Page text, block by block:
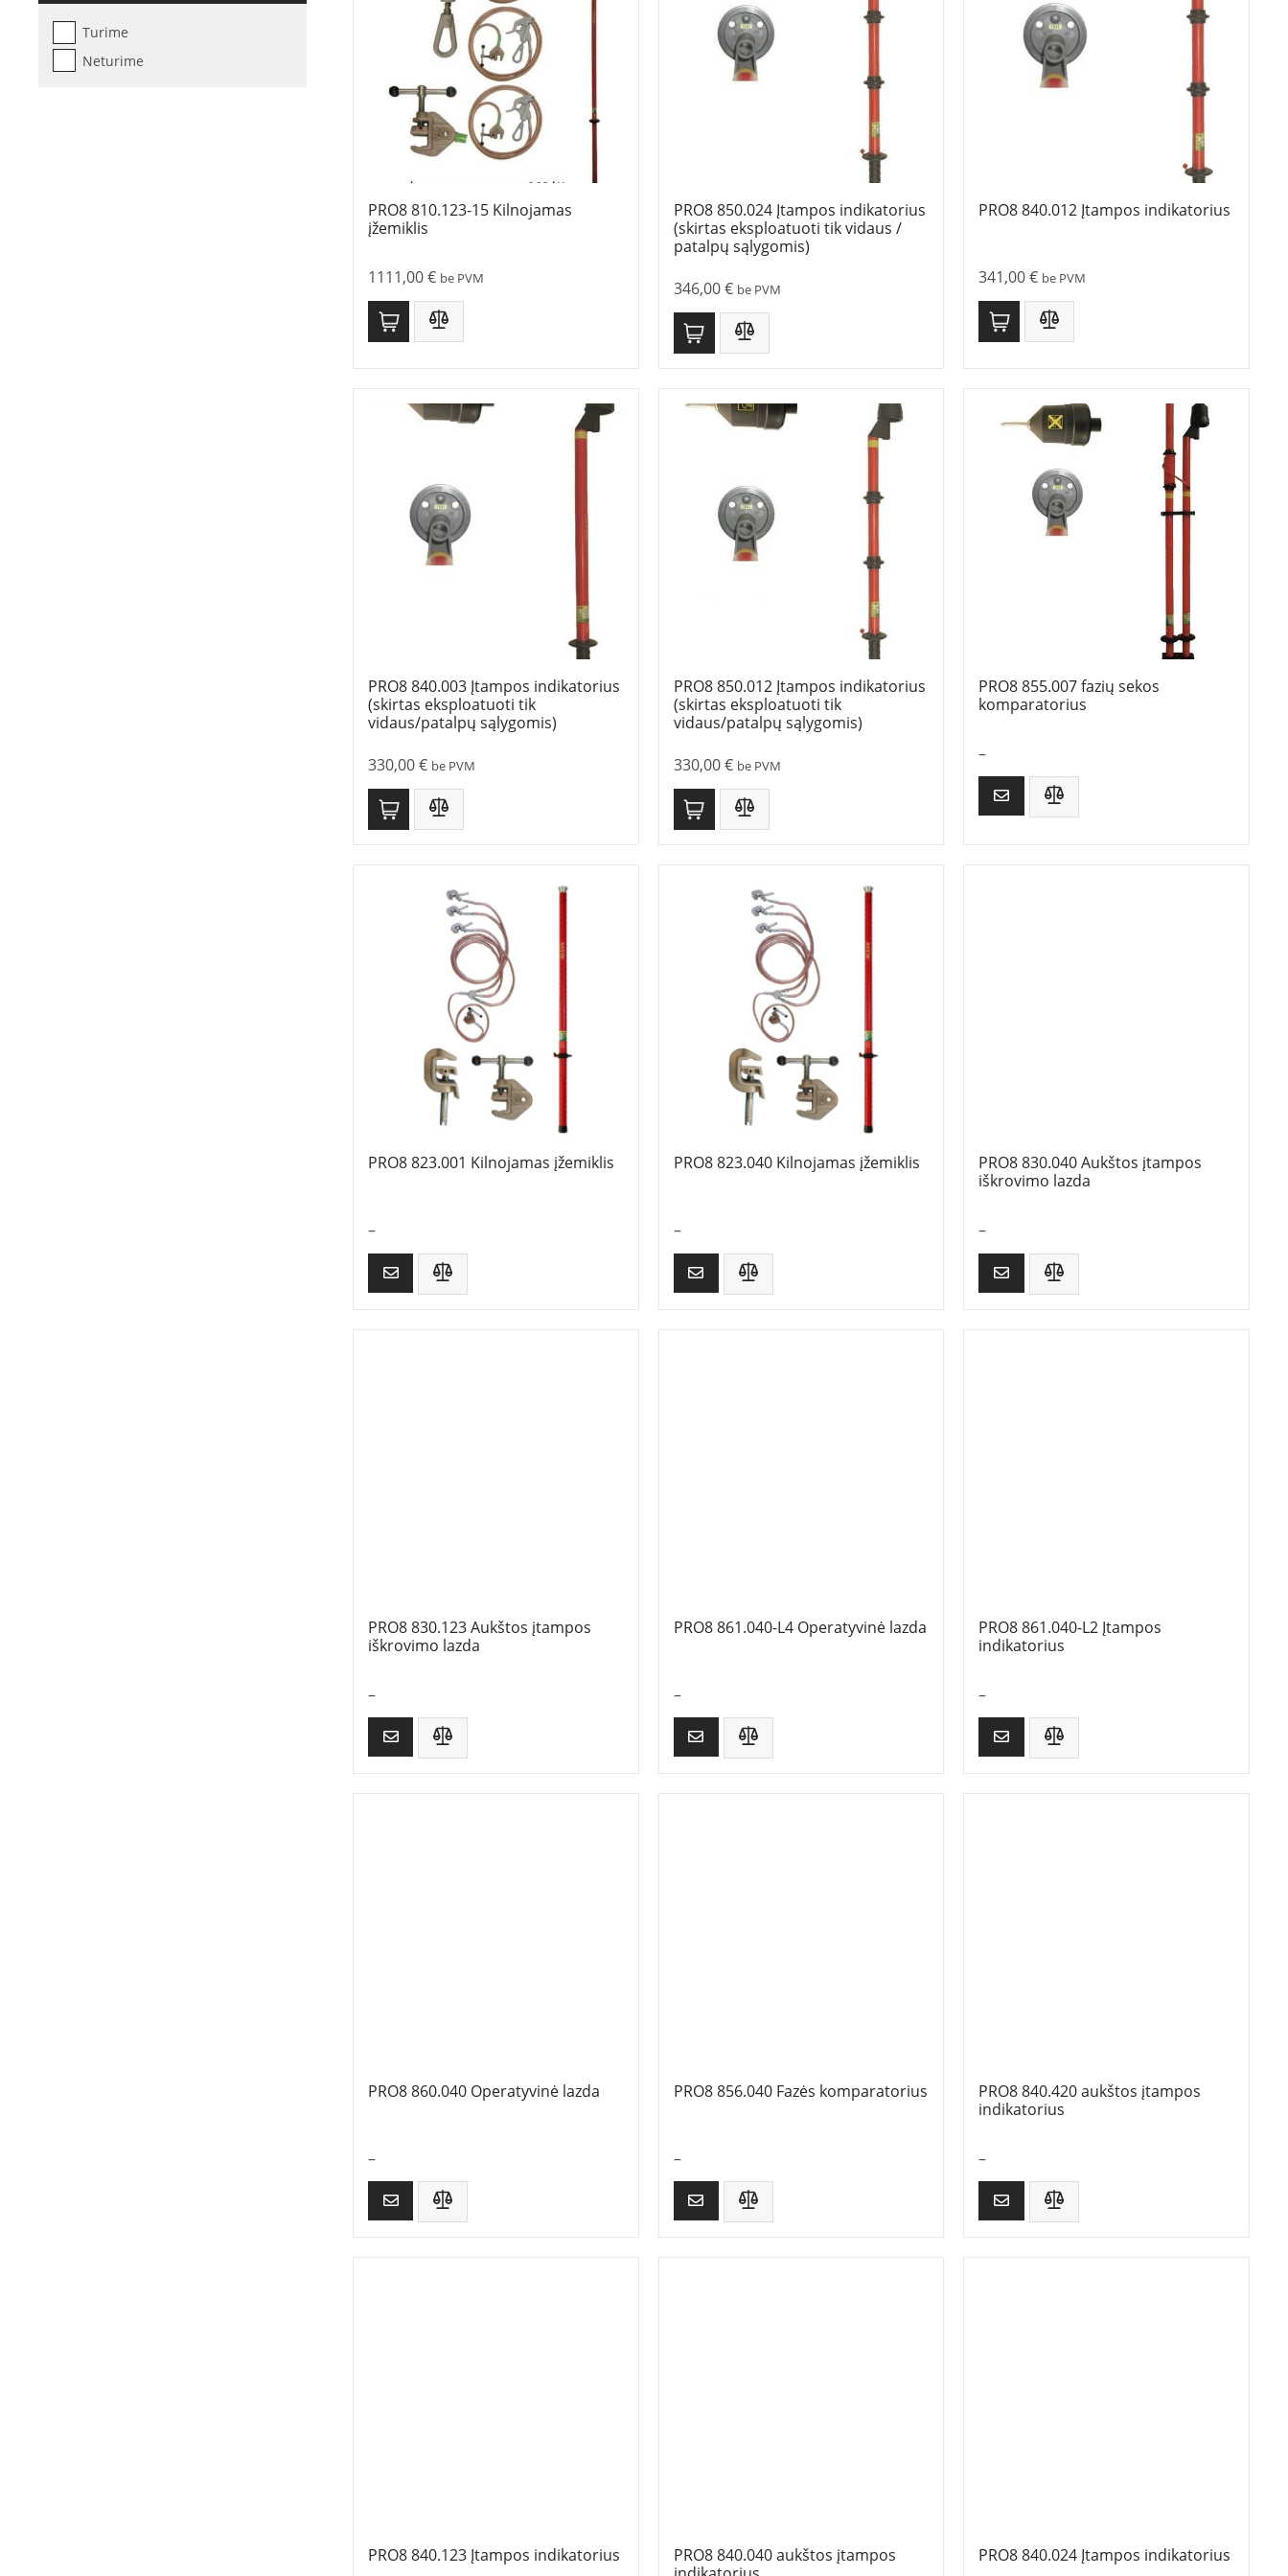
Turime
Neturime
PRO8 810.123-15 Kilnojamas
įžemiklis
1111,00€ be PVM
PRO8 850.024 Įtampos indikatorius
(skirtas eksploatuoti tik vidaus /
patalpų sąlygomis)
346,00€ be PVM
PRO8 840.012 Įtampos indikatorius
341,00€ be PVM
PRO8 840.003 Įtampos indikatorius
(skirtas eksploatuoti tik
vidaus/patalpų sąlygomis)
330,00€ be PVM
PRO8 850.012 Įtampos indikatorius
(skirtas eksploatuoti tik
vidaus/patalpų sąlygomis)
330,00€ be PVM
PRO8 855.007 fazių sekos
komparatorius
–
PRO8 823.001 Kilnojamas įžemiklis
–
PRO8 823.040 Kilnojamas įžemiklis
–
PRO8 830.040 Aukštos įtampos
iškrovimo lazda
–
PRO8 830.123 Aukštos įtampos
iškrovimo lazda
–
PRO8 861.040-L4 Operatyvinė lazda
–
PRO8 861.040-L2 Įtampos
indikatorius
–
PRO8 860.040 Operatyvinė lazda
–
PRO8 856.040 Fazės komparatorius
–
PRO8 840.420 aukštos įtampos
indikatorius
–
PRO8 840.123 Įtampos indikatorius
PRO8 840.040 aukštos įtampos
PRO8 840.024 Įtampos indikatorius